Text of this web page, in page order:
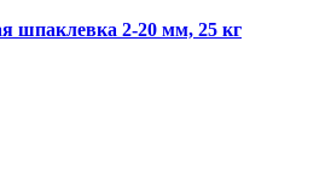
шпаклевка 2-20 мм, 25 кг